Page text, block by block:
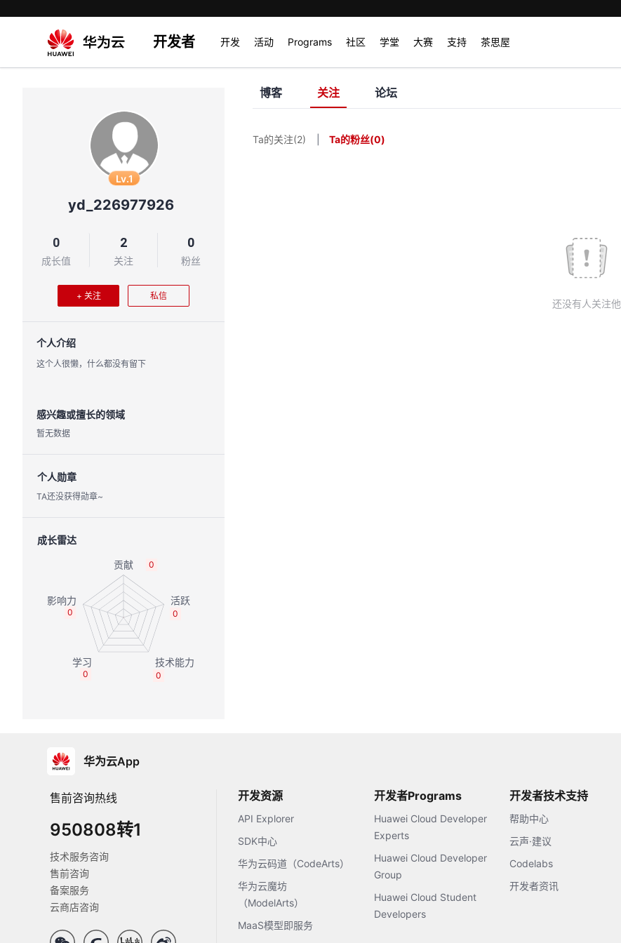
开发者 开发 活动 Programs 社区 学堂 大赛 支持 茶思屋
Lv.1
yd_226977926
0
成长值
2
关注
0
粉丝
+ 关注 私信
个人介绍
这个人很懒，什么都没有留下
感兴趣或擅长的领域
暂无数据
个人勋章
TA还没获得勋章~
成长雷达
0
0
0
0
0
博客 关注 论坛
Ta的关注(2) Ta的粉丝(0)
还没有人关注他
华为云App
售前咨询热线
950808转1
技术服务咨询
售前咨询
备案服务
云商店咨询
开发资源
API Explorer
SDK中心
华为云码道（CodeArts）
华为云魔坊
（ModelArts）
MaaS模型即服务
开发者Programs
Huawei Cloud Developer
Experts
Huawei Cloud Developer
Group
Huawei Cloud Student
Developers
开发者技术支持
帮助中心
云声·建议
Codelabs
开发者资讯